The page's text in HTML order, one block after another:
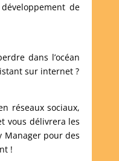
de
dans l’océan
sur internet ?
réseaux sociaux,
vous délivrera les
pour des
!